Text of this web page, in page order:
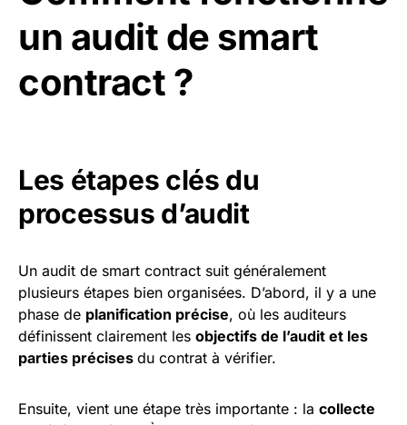
un audit de smart
contract ?
Les étapes clés du
processus d’audit
Un audit de smart contract suit généralement
plusieurs étapes bien organisées. D’abord, il y a une
phase de planification précise, où les auditeurs
définissent clairement les objectifs de l’audit et les
parties précises du contrat à vérifier.
Ensuite, vient une étape très importante : la collecte